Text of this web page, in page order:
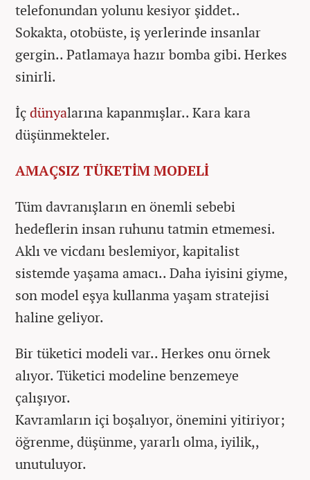
telefonundan yolunu kesiyor şiddet..
Sokakta, otobüste, iş yerlerinde insanlar
gergin.. Patlamaya hazır bomba gibi. Herkes
sinirli.
İçdünyalarına kapanmışlar.. Kara kara
düşünmekteler.
AMAÇSIZ TÜKETİM MODELİ
Tüm davranışların en önemli sebebi
hedeflerin insan ruhunu tatmin etmemesi.
Aklı ve vicdanı beslemiyor, kapitalist
sistemde yaşama amacı.. Daha iyisini giyme,
son model eşya kullanma yaşam stratejisi
haline geliyor.
Bir tüketici modeli var.. Herkes onu örnek
alıyor. Tüketici modeline benzemeye
çalışıyor.
Kavramların içi boşalıyor, önemini yitiriyor;
öğrenme, düşünme, yararlı olma, iyilik,,
unutuluyor.